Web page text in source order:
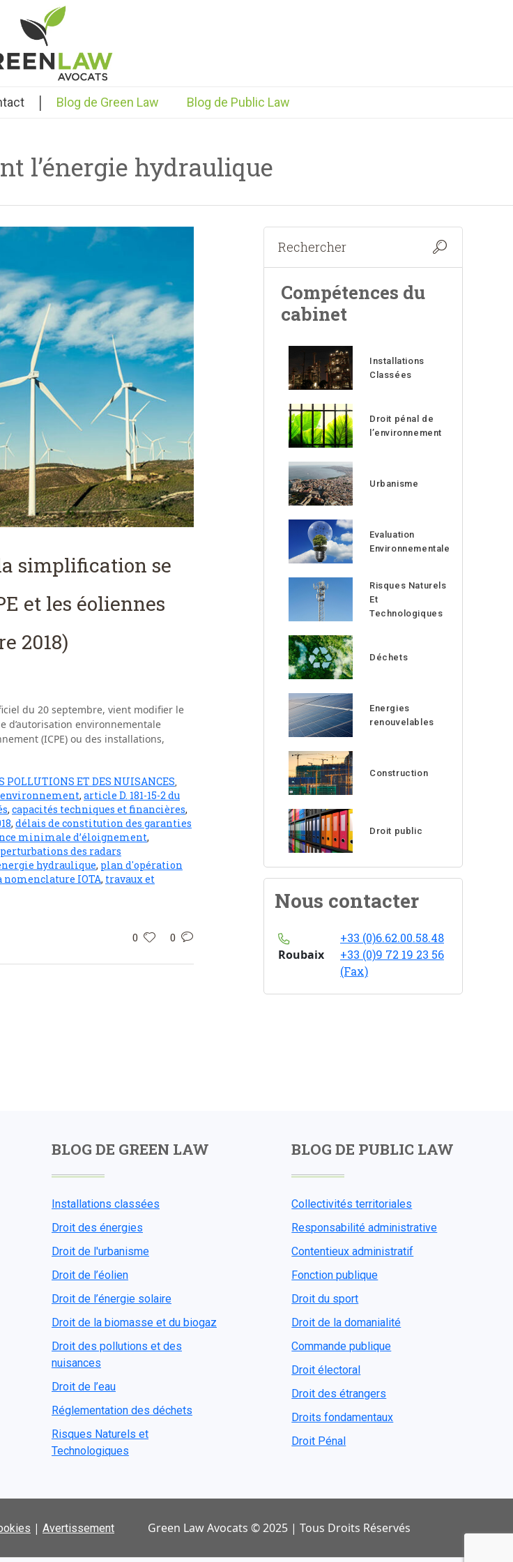
| Blog de Green Law Blog de Public Law
l’énergie hydraulique
simplification se
et les éoliennes
2018)
du 20 septembre, vient modifier le
d’autorisation environnementale
(ICPE) ou des installations,
POLLUTIONS ET DES NUISANCES
, article D. 181-15-2 du
, capacités techniques et financières,
, délais de constitution des garanties
minimale d’éloignement,
des radars
hydraulique, plan d'opération
nomenclature IOTA, travaux et
0 0
Compétences du
cabinet
Installations
Classées
Droit pénal de
l’environnement
Urbanisme
Evaluation
Environnementale
Risques Naturels
Et
Technologiques
Déchets
Energies
renouvelables
Construction
Droit public
Nous contacter
Roubaix
+33 (0)6.62.00.58.48
+33 (0)9 72 19 23 56
(Fax)
BLOG DE GREEN LAW
Installations classées
Droit des énergies
Droit de l'urbanisme
Droit de l’éolien
Droit de l’énergie solaire
Droit de la biomasse et du biogaz
Droit des pollutions et des
nuisances
Droit de l’eau
Réglementation des déchets
Risques Naturels et
Technologiques
BLOG DE PUBLIC LAW
Collectivités territoriales
Responsabilité administrative
Contentieux administratif
Fonction publique
Droit du sport
Droit de la domanialité
Commande publique
Droit électoral
Droit des étrangers
Droits fondamentaux
Droit Pénal
| Avertissement Green Law Avocats © 2025 | Tous Droits Réservés